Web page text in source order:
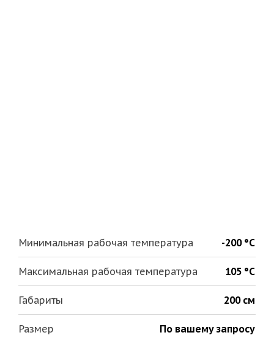
Минимальная рабочая температура -200 °С
Максимальная рабочая температура 105 °С
Габариты 200 см
Размер По вашему запросу